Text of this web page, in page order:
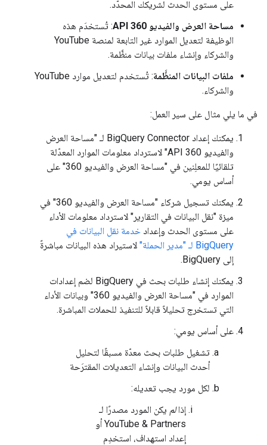
على مستوى الحدث لشريكك المحدّد.
مساحة العرض والفيديو 360 API
: تُستخدَم هذه
الوظيفة لتعديل الموارد غير التابعة لمنصة YouTube
والشركاء وإنشاء ملفات بيانات منظَّمة.
ملفات البيانات المنظَّمة
: تُستخدم لتعديل موارد YouTube
والشركاء.
في ما يلي مثال على سير العمل:
يمكنك إعداد BigQuery Connector لـ "مساحة العرض
والفيديو 360 API" لاسترداد معلومات الموارد المعدّلة
تلقائيًا للمعلِنين في "مساحة العرض والفيديو 360" على
أساس يومي.
يمكنك تسجيل شركاء "مساحة العرض والفيديو 360" في
ميزة "نقل البيانات في التقارير" لاسترداد معلومات الأداء
على مستوى الحدث وإعداد خدمة نقل البيانات في
BigQuery لـ "مدير الحملة"
لاستيراد هذه البيانات مباشرةً
إلى BigQuery.
يمكنك إنشاء طلبات بحث في BigQuery لضم إعدادات
الموارد في "مساحة العرض والفيديو 360" وبيانات الأداء
التي تستخرج تحليلاً قابلاً للتنفيذ للحملات المباشرة.
على أساس يومي:
تشغيل طلبات بحث معدّة مسبقًا لتحليل
أحدث البيانات وإنشاء التعديلات المقترَحة
لكل مورد يجب تعديله:
إذالم يكن المورد مصدرًا لـ
YouTube & Partners أو
إعداد استهداف، استخدِم